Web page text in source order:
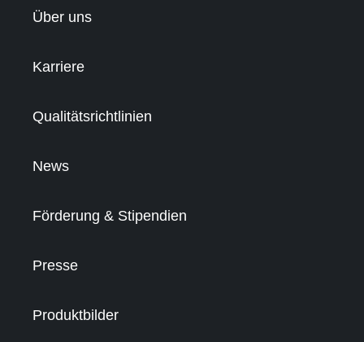
Über uns
Karriere
Qualitätsrichtlinien
News
Förderung & Stipendien
Presse
Produktbilder